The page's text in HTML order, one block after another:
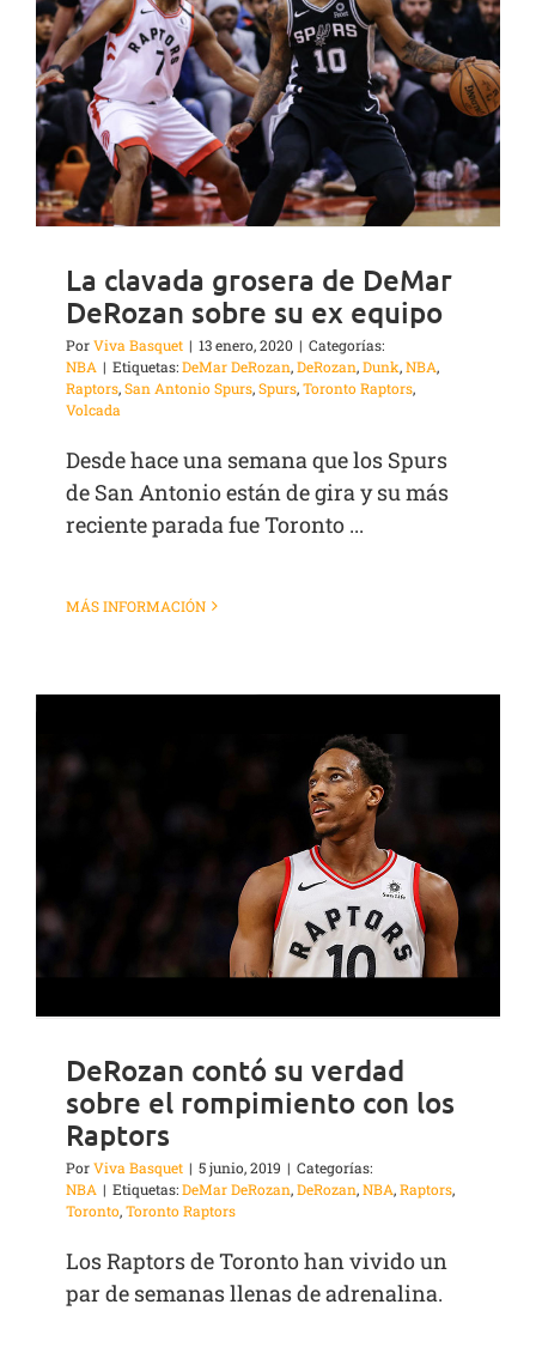
La clavada grosera de DeMar
DeRozan sobre su ex equipo
PorViva Basquet | 13 enero, 2020 | Categorías:
NBA | Etiquetas:DeMar DeRozan,DeRozan,Dunk,NBA,
Raptors,San Antonio Spurs,Spurs,Toronto Raptors,
Volcada
Desde hace una semana que los Spurs
de San Antonio están de gira y su más
reciente parada fue Toronto ...
MÁS INFORMACIÓN
DeRozan contó su verdad
sobre el rompimiento con los
Raptors
PorViva Basquet | 5 junio, 2019 | Categorías:
NBA | Etiquetas:DeMar DeRozan,DeRozan,NBA,Raptors,
Toronto,Toronto Raptors
Los Raptors de Toronto han vivido un
par de semanas llenas de adrenalina.